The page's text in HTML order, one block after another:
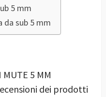
5 mm
da sub 5 mm
MUTE 5 MM
dei prodotti